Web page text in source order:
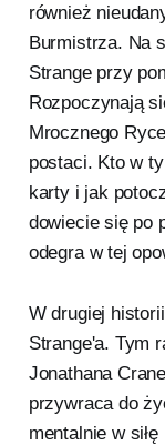
również
Burmistrza. Na
Strange przy
Rozpoczynają
Mrocznego
postaci. Kto w
karty i jak
dowiecie się po
odegra w tej
W drugiej
Strange'a. Tym
Jonathana
przywraca do
mentalnie w